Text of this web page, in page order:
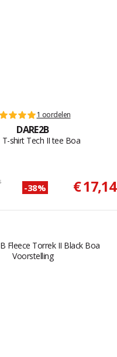
1 oordelen
DARE2B
T-shirt Tech II tee Boa
-38% € 17,14